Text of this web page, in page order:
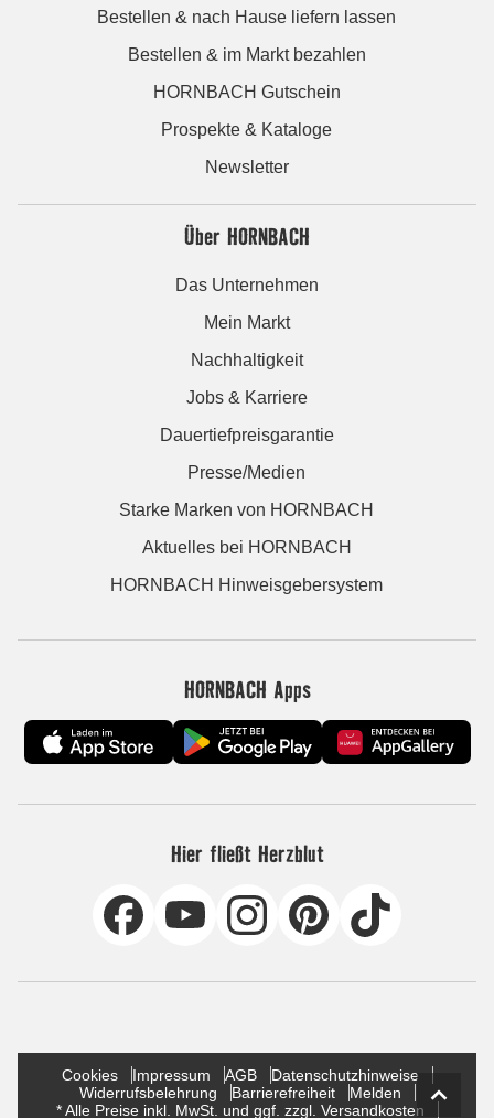
Bestellen & nach Hause liefern lassen
Bestellen & im Markt bezahlen
HORNBACH Gutschein
Prospekte & Kataloge
Newsletter
Über HORNBACH
Das Unternehmen
Mein Markt
Nachhaltigkeit
Jobs & Karriere
Dauertiefpreisgarantie
Presse/Medien
Starke Marken von HORNBACH
Aktuelles bei HORNBACH
HORNBACH Hinweisgebersystem
HORNBACH Apps
Hier fließt Herzblut
Cookies Impressum AGB
Datenschutzhinweise
Widerrufsbelehrung
Barrierefreiheit
Melden
* Alle Preise inkl. MwSt. und ggf. zzgl. Versandkosten